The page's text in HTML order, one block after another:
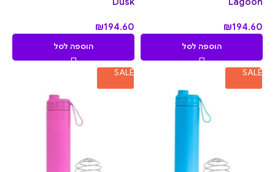
₪194.60
הוספה לסל
₪194.60
הוספה לסל
SALE
SALE